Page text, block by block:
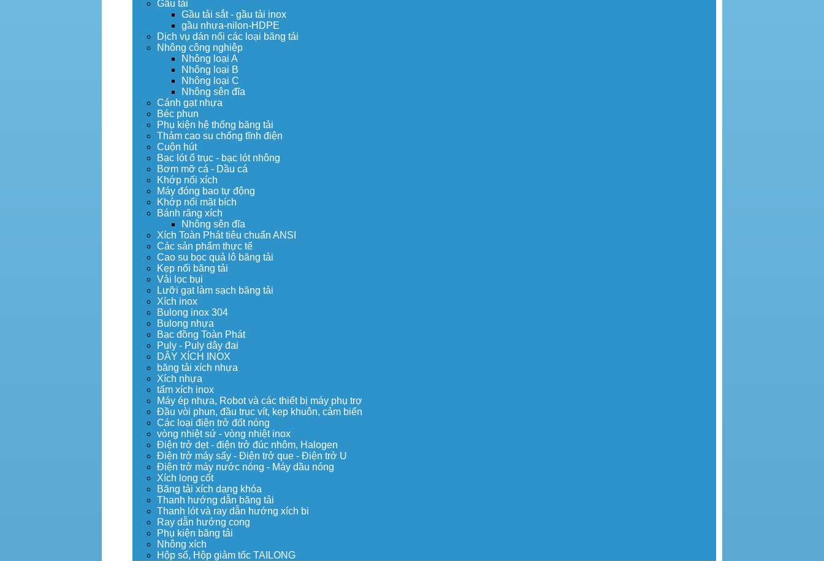
Gầu tải
Gầu tải sắt - gầu tải inox
gầu nhựa-nilon-HDPE
Dịch vụ dán nối các loại băng tải
Nhông công nghiệp
Nhông loại A
Nhông loại B
Nhông loại C
Nhông sên đĩa
Cánh gạt nhựa
Béc phun
Phụ kiện hệ thống băng tải
Thảm cao su chống tĩnh điện
Cuộn hút
Bạc lót ổ trục - bạc lót nhông
Bơm mỡ cá - Dầu cá
Khớp nối xích
Máy đóng bao tự động
Khớp nối mặt bích
Bánh răng xích
Nhông sên đĩa
Xích Toàn Phát tiêu chuẩn ANSI
Các sản phẩm thực tế
Cao su bọc quả lô băng tải
Kẹp nối băng tải
Vải lọc bụi
Lưỡi gạt làm sạch băng tải
Xích inox
Bulong inox 304
Bulong nhựa
Bạc đồng Toàn Phát
Puly - Puly dây đai
DÂY XÍCH INOX
băng tải xích nhựa
Xích nhựa
tấm xích inox
Máy ép nhựa, Robot và các thiết bị máy phụ trợ
Đầu vòi phun, đầu trục vít, kẹp khuôn, cảm biến
Các loại điện trở đốt nóng
vòng nhiệt sứ - vòng nhiệt inox
Điện trở dẹt - điện trở đúc nhôm, Halogen
Điện trở máy sấy - Điện trở que - Điện trở U
Điện trở máy nước nóng - Máy dầu nóng
Xích long cốt
Băng tải xích dạng khóa
Thanh hướng dẫn băng tải
Thanh lót và ray dẫn hướng xích bi
Ray dẫn hướng cong
Phụ kiện băng tải
Nhông xích
Hộp số, Hộp giảm tốc TAILONG